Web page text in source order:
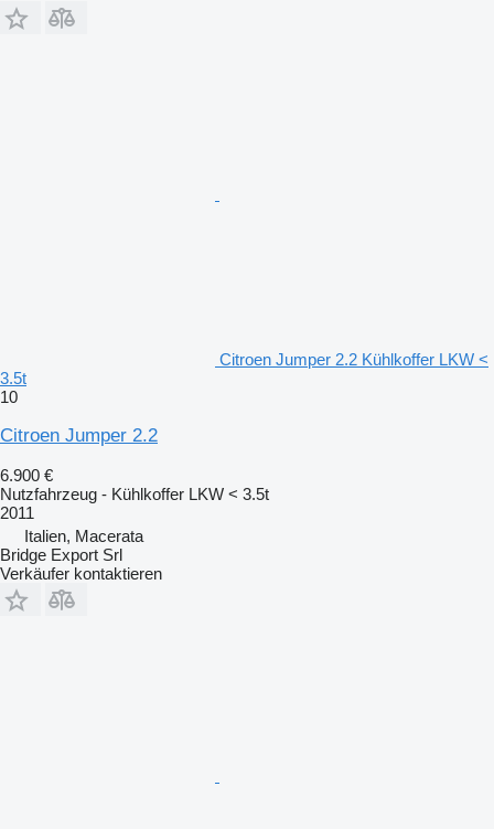
Citroen Jumper 2.2 Kühlkoffer LKW <
3.5t
10
Citroen Jumper 2.2
6.900 €
Nutzfahrzeug - Kühlkoffer LKW < 3.5t
2011
Italien, Macerata
Bridge Export Srl
Verkäufer kontaktieren